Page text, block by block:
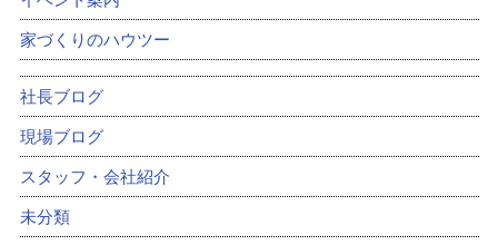
家づくりのハウツー
社長ブログ
現場ブログ
スタッフ・会社紹介
未分類